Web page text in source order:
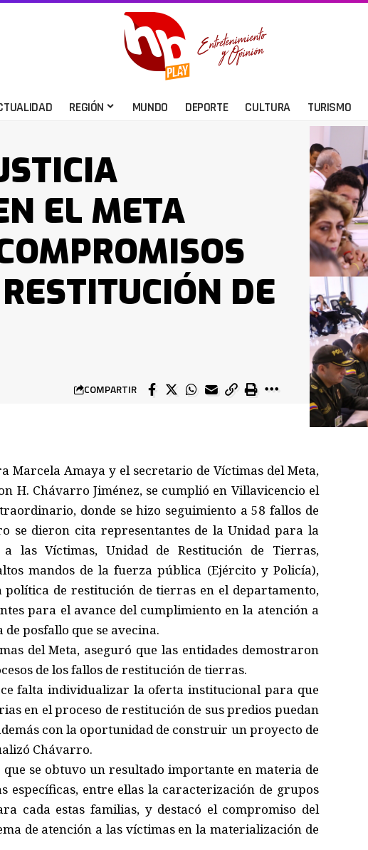
REGIÓN MUNDO DEPORTE CULTURA TURISMO
EL META
DE
COMPARTIR
Marcela Amaya y el secretario de Víctimas del Meta,
H. Chávarro Jiménez, se cumplió en Villavicencio el
donde se hizo seguimiento a 58 fallos de
se dieron cita representantes de la Unidad para la
las Víctimas, Unidad de Restitución de Tierras,
mandos de la fuerza pública (Ejército y Policía),
de restitución de tierras en el departamento,
para el avance del cumplimiento en la atención a
posfallo que se avecina.
del Meta, aseguró que las entidades demostraron
de los fallos de restitución de tierras.
falta individualizar la oferta institucional para que
en el proceso de restitución de sus predios puedan
con la oportunidad de construir un proyecto de
Chávarro.
se obtuvo un resultado importante en materia de
específicas, entre ellas la caracterización de grupos
cada estas familias, y destacó el compromiso del
de atención a las víctimas en la materialización de